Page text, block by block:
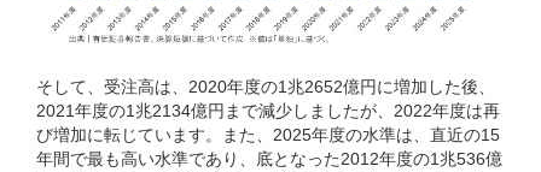
そして、受注高は、2020年度の1兆2652億円に増加した後、
2021年度の1兆2134億円まで減少しましたが、2022年度は再
び増加に転じています。また、2025年度の水準は、直近の15
年間で最も高い水準であり、底となった2012年度の1兆536億